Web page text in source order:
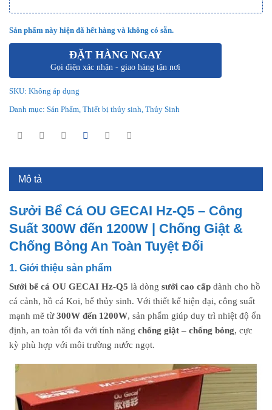
Sản phẩm này hiện đã hết hàng và không có sẵn.
ĐẶT HÀNG NGAY
Gọi điện xác nhận - giao hàng tận nơi
SKU: Không áp dụng
Danh mục: Sản Phẩm Thiết bị thủy sinh Thủy Sinh
Mô tả
Sưởi Bể Cá OU GECAI Hz-Q5 – Công
Suất 300W đến 1200W | Chống Giật &
Chống Bỏng An Toàn Tuyệt Đối
1. Giới thiệu sản phẩm
Sưởi bể cá OU GECAI Hz-Q5 là dòng sưởi cao cấp dành cho hồ
cá cảnh, hồ cá Koi, bể thủy sinh. Với thiết kế hiện đại, công suất
mạnh mẽ từ300W đến 1200W, sản phẩm giúp duy trì nhiệt độ ổn
định, an toàn tối đa với tính năng chống giật – chống bỏng, cực
kỳ phù hợp với môi trường nước ngọt.